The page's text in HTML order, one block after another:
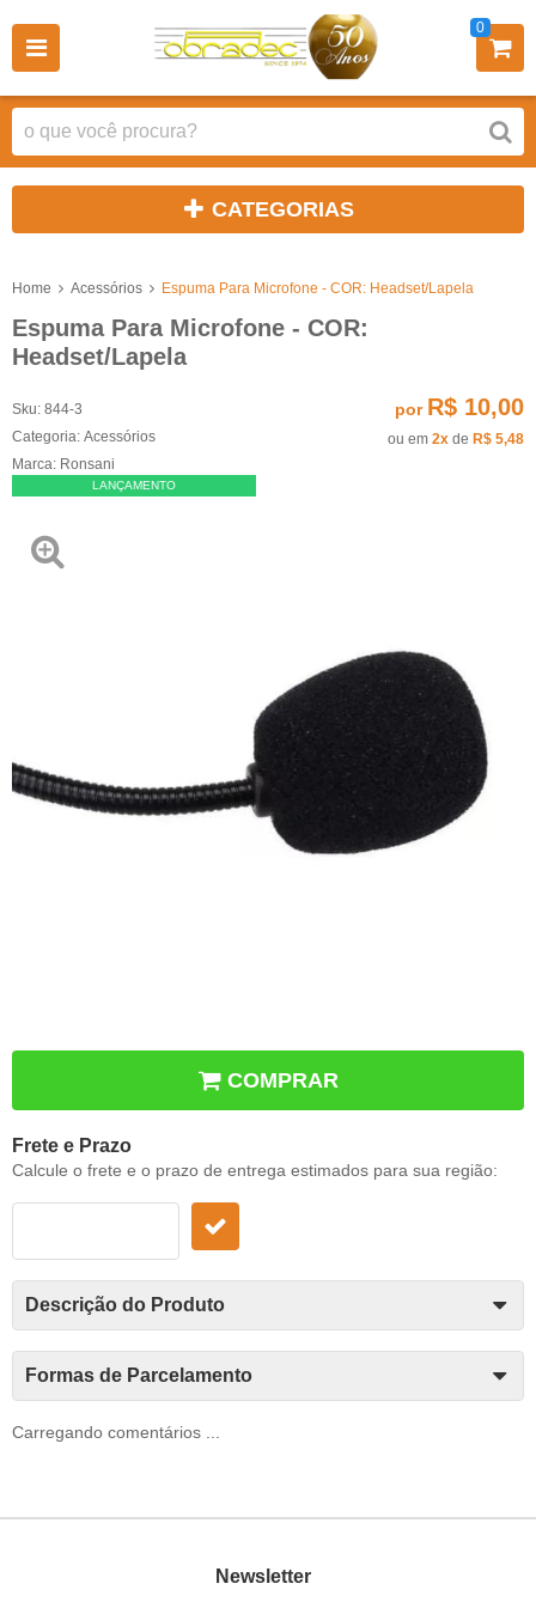
0
CATEGORIAS
Home Acessórios Espuma Para Microfone - COR: Headset/Lapela
Espuma Para Microfone - COR:
Headset/Lapela
Sku: 844-3
Categoria: Acessórios
Marca: Ronsani
LANÇAMENTO
por R$ 10,00
ou em 2x de R$ 5,48
COMPRAR
Frete e Prazo
Calcule o frete e o prazo de entrega estimados para sua região:
Descrição do Produto
Formas de Parcelamento
Carregando comentários ...
Newsletter